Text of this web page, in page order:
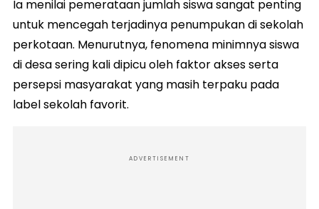
Ia menilai pemerataan jumlah siswa sangat penting
untuk mencegah terjadinya penumpukan di sekolah
perkotaan. Menurutnya, fenomena minimnya siswa
di desa sering kali dipicu oleh faktor akses serta
persepsi masyarakat yang masih terpaku pada
label sekolah favorit.
ADVERTISEMENT